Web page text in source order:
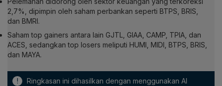
2,7%, dipimpin oleh saham perbankan seperti BTPS, BRIS,
dan BMRI.
Saham top gainers antara lain GJTL, GIAA, CAMP, TPIA, dan
ACES, sedangkan top losers meliputi HUMI, MIDI, BTPS, BRIS,
dan MAYA.
! Ringkasan ini dihasilkan dengan menggunakan AI